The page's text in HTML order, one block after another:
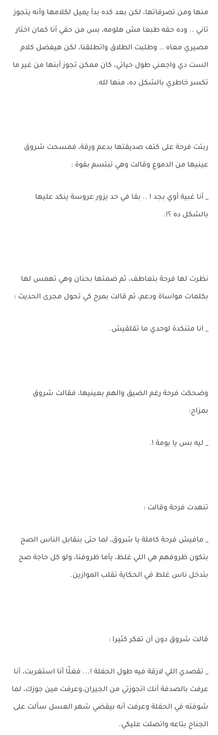
منها ومن تصرفاتها، لكن بعد كده بدأ يميل لكلامها وأنه يتجوز
تاني .. وده حقه طبعا مش هلومه، بس من حقي أنا كمان اختار
مصيري معاه .. وطلبت الطلاق واتطلقنا، لكن هيفضل كلام
الست دي واجعني طول حياتي، كان ممكن تجوز أبنها من غير ما
تكسر خاطري بالشكل ده، منها لله.
ربتت فرحة على كتف صديقتها بدعم ورقة، فمسحت شروق
عينيها من الدموع وقالت وهي تبتسم بقوة :
_ أنا غبية أوي بجد ! .. بقا في حد يزور عروسة ينكد عليها
بالشكل ده ؟!.
نظرت لها فرحة بتعاطف، ثم ضمتها بحنان وهي تهمس لها
بكلمات مواساة ودعم، ثم قالت بمرح كي تحول مجرى الحديث :
_ انا متنكدة لوحدي ما تقلقيش.
وضحكت فرحة رغم الضيق والهم بعينيها، فقالت شروق
بمزاح:
_ ليه بس يا بومة !.
تنهدت فرحة وقالت :
_ مافيش فرحة كاملة يا شروق، لما حتى بنقابل الناس الصح
بتكون ظروفهم هي اللي غلط، يأما ظروفنا، ولو كل حاجة صح
بتدخل ناس غلط في الحكاية تقلب الموازين.
قالت شروق دون أن تفكر كثيرا :
_ تقصدي اللي لازقة فيه طول الحفلة !... فغلًا أنا استغربت، أنا
عرفت بالصدفة أنك اتجوزتي من الجيران،وعرفت مين جوزك، لما
شوفته في الحفلة وعرفت أنه بيقضي شهر العسل سألت على
الجناح بتاعه واتصلت عليكي.